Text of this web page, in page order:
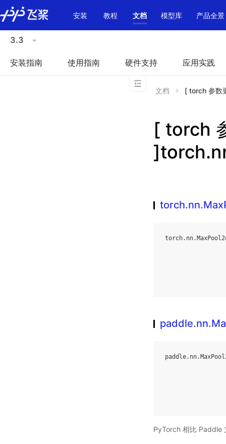
\u200E
安装
教程 文档 模型库 产品全景
3.3
安装指南 使用指南 硬件支持 应用实践
文档 [ torch 参数
[ torch
torch. nn.
paddle. nn.
PyTorch 相比 Paddle